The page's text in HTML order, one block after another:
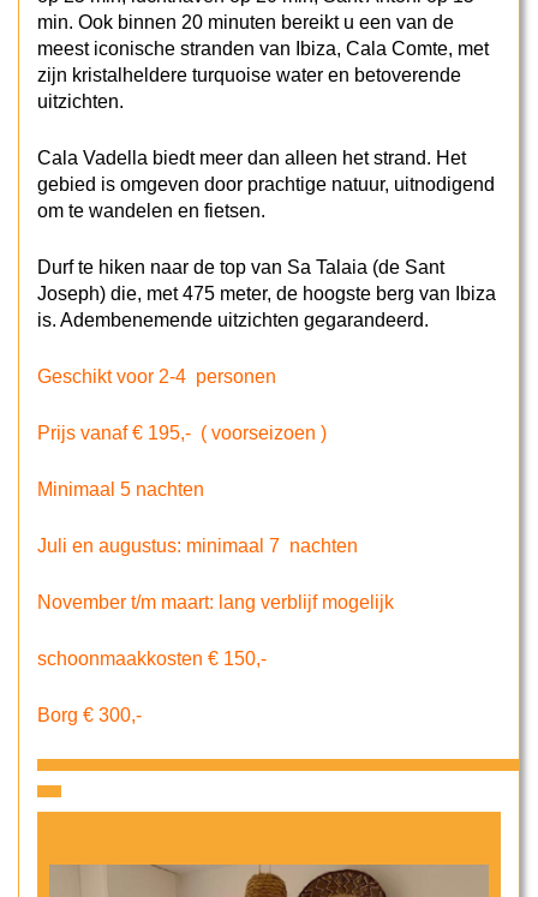
min. Ook binnen 20 minuten bereikt u een van de
meest iconische stranden van Ibiza, Cala Comte, met
zijn kristalheldere turquoise water en betoverende
uitzichten.
Cala Vadella biedt meer dan alleen het strand. Het
gebied is omgeven door prachtige natuur, uitnodigend
om te wandelen en fietsen.
Durf te hiken naar de top van Sa Talaia (de Sant
Joseph) die, met 475 meter, de hoogste berg van Ibiza
is. Adembenemende uitzichten gegarandeerd.
Geschikt voor 2-4 personen
Prijs vanaf € 195,- ( voorseizoen )
Minimaal 5 nachten
Juli en augustus: minimaal 7 nachten
November t/m maart: lang verblijf mogelijk
schoonmaakkosten € 150,-
Borg € 300,-